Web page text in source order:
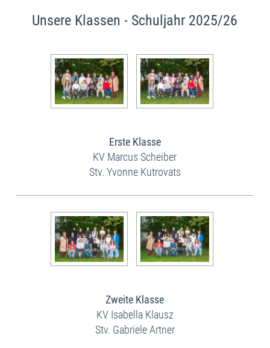
Unsere Klassen - Schuljahr 2025/26
Erste Klasse
KV Marcus Scheiber
Stv. Yvonne Kutrovats
Zweite Klasse
KV Isabella Klausz
Stv. Gabriele Artner